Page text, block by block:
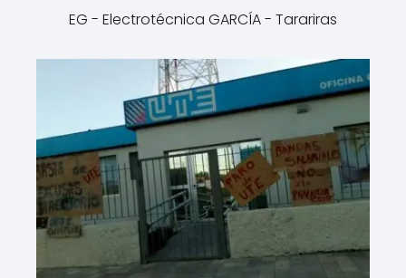
EG - Electrotécnica GARCÍA - Tarariras